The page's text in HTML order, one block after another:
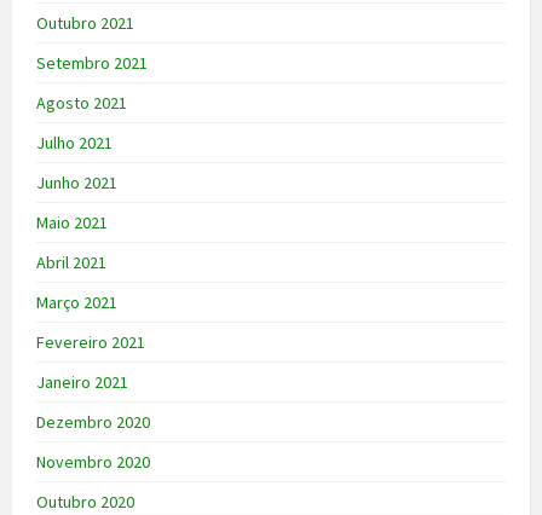
Outubro 2021
Setembro 2021
Agosto 2021
Julho 2021
Junho 2021
Maio 2021
Abril 2021
Março 2021
Fevereiro 2021
Janeiro 2021
Dezembro 2020
Novembro 2020
Outubro 2020